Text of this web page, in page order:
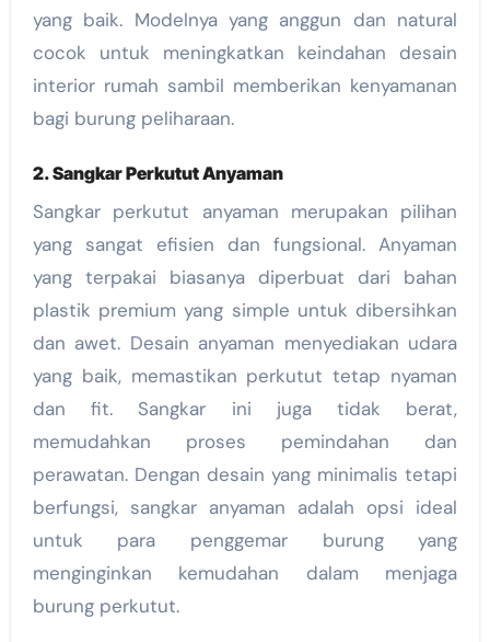
yang baik. Modelnya yang anggun dan natural
cocok untuk meningkatkan keindahan desain
interior rumah sambil memberikan kenyamanan
bagi burung peliharaan.
2. Sangkar Perkutut Anyaman
Sangkar perkutut anyaman merupakan pilihan
yang sangat efisien dan fungsional. Anyaman
yang terpakai biasanya diperbuat dari bahan
plastik premium yang simple untuk dibersihkan
dan awet. Desain anyaman menyediakan udara
yang baik, memastikan perkutut tetap nyaman
dan fit. Sangkar ini juga tidak berat,
memudahkan proses pemindahan dan
perawatan. Dengan desain yang minimalis tetapi
berfungsi, sangkar anyaman adalah opsi ideal
untuk para penggemar burung yang
menginginkan kemudahan dalam menjaga
burung perkutut.